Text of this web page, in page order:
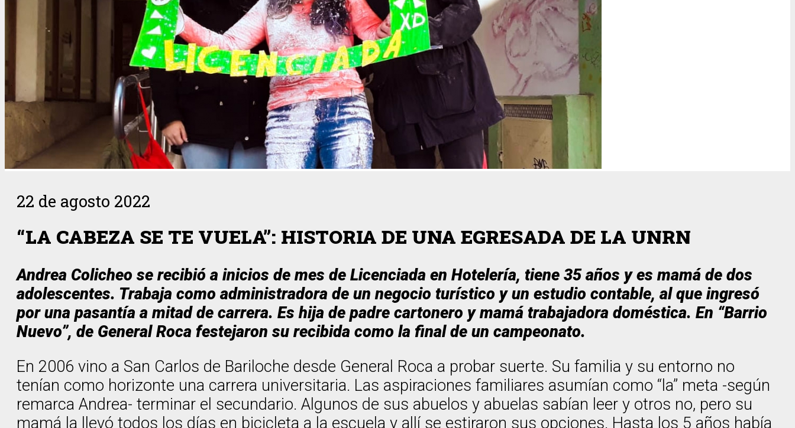
22 de agosto 2022
“LA CABEZA SE TE VUELA”: HISTORIA DE UNA EGRESADA DE LA UNRN
Andrea Colicheo se recibió a inicios de mes de Licenciada en Hotelería, tiene 35 años y es mamá de dos
adolescentes. Trabaja como administradora de un negocio turístico y un estudio contable, al que ingresó
por una pasantía a mitad de carrera. Es hija de padre cartonero y mamá trabajadora doméstica. En “Barrio
Nuevo”, de General Roca festejaron su recibida como la final de un campeonato.
En 2006 vino a San Carlos de Bariloche desde General Roca a probar suerte. Su familia y su entorno no
tenían como horizonte una carrera universitaria. Las aspiraciones familiares asumían como “la” meta -según
remarca Andrea- terminar el secundario. Algunos de sus abuelos y abuelas sabían leer y otros no, pero su
mamá la llevó todos los días en bicicleta a la escuela y allí se estiraron sus opciones. Hasta los 5 años había